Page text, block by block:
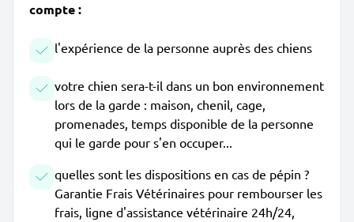
compte :
l'expérience de la personne auprès des chiens
votre chien sera-t-il dans un bon environnement
lors de la garde : maison, chenil, cage,
promenades, temps disponible de la personne
qui le garde pour s'en occuper...
quelles sont les dispositions en cas de pépin ?
Garantie Frais Vétérinaires pour rembourser les
frais, ligne d'assistance vétérinaire 24h/24,